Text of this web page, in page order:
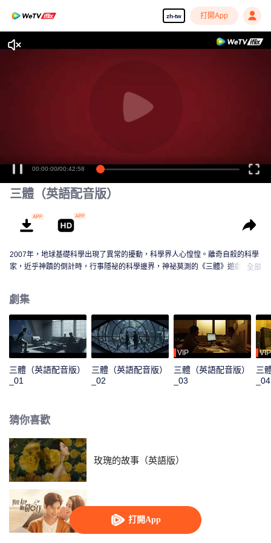
zh-tw 打開App
打開App
00:00:00/00:42:58
三體（英語配音版）
2007年，地球基礎科學出現了異常的擾動，科學界人心惶惶。離奇自殺的科學
家，近乎神蹟的倒計時，行事隱祕的科學邊界，神祕莫測的《三體》遊戲……
遊戲的祕密，竟是兩個文明為了生存空間，孤注一擲的生死相逐，在眾人的共
同努力下，汪淼、史強等人堅定信念、重燃希望，帶領大家準備一起面對即將
來臨的人類危機。
全部
劇集
三體（英語配音版）
_01
三體（英語配音版）
_02
VIP
三體（英語配音版）
_03
VIP
三
_04
猜你喜歡
玫瑰的故事（英語版）
你是我的榮耀（英語版）